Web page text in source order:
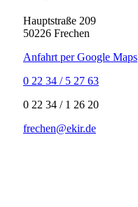
Hauptstraße 209
50226 Frechen
Anfahrt per Google Maps
0 22 34 / 5 27 63
‍0 22 34 / ‍1 26 20
frechen@ekir.de